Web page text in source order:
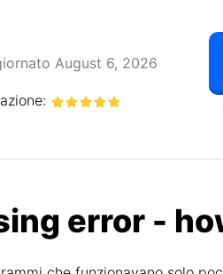
August 6, 2026
error -